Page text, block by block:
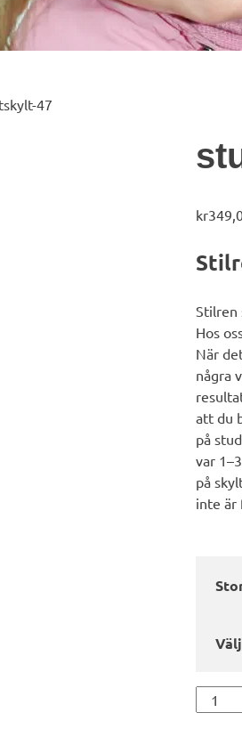
47
kr
Stilren
Hos
När
några
att du
på
var
på
inte är
Välj
47